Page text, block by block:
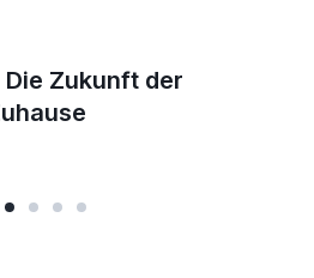
Zukunft der